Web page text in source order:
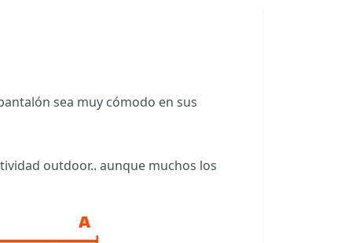
sea muy cómodo en sus
outdoor.. aunque muchos los